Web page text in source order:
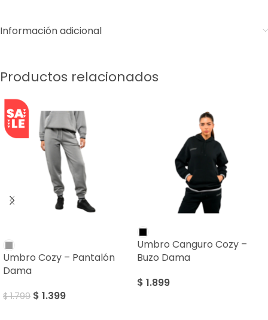
Información adicional
Productos relacionados
Umbro Cozy – Pantalón
Dama
$1.799 $ 1.399
Umbro Canguro Cozy –
Buzo Dama
$ 1.899